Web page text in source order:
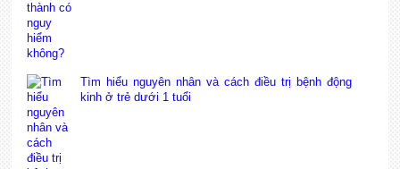
Tìm hiểu nguyên nhân và cách điều trị bệnh động
kinh ở trẻ dưới 1 tuổi